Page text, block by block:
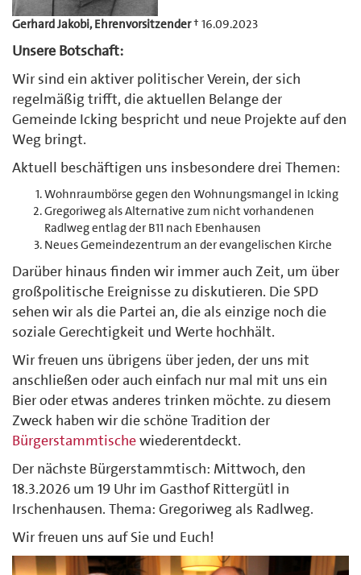
Gerhard Jakobi, Ehrenvorsitzender† 16.09.2023
Unsere Botschaft:
Wir sind ein aktiver politischer Verein, der sich
regelmäßig trifft, die aktuellen Belange der
Gemeinde Icking bespricht und neue Projekte auf den
Weg bringt.
Aktuell beschäftigen uns insbesondere drei Themen:
Wohnraumbörse gegen den Wohnungsmangel in Icking
Gregoriweg als Alternative zum nicht vorhandenen
Radlweg entlag der B11 nach Ebenhausen
Neues Gemeindezentrum an der evangelischen Kirche
Darüber hinaus finden wir immer auch Zeit, um über
großpolitische Ereignisse zu diskutieren. Die SPD
sehen wir als die Partei an, die als einzige noch die
soziale Gerechtigkeit und Werte hochhält.
Wir freuen uns übrigens über jeden, der uns mit
anschließen oder auch einfach nur mal mit uns ein
Bier oder etwas anderes trinken möchte. zu diesem
Zweck haben wir die schöne Tradition der
Bürgerstammtischewiederentdeckt.
Der nächste Bürgerstammtisch: Mittwoch, den
18.3.2026 um 19 Uhr im Gasthof Rittergütl in
Irschenhausen. Thema: Gregoriweg als Radlweg.
Wir freuen uns auf Sie und Euch!